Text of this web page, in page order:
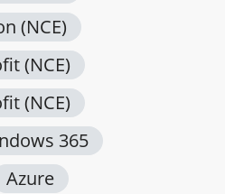
(NCE)
(NCE)
(NCE)
365
Azure